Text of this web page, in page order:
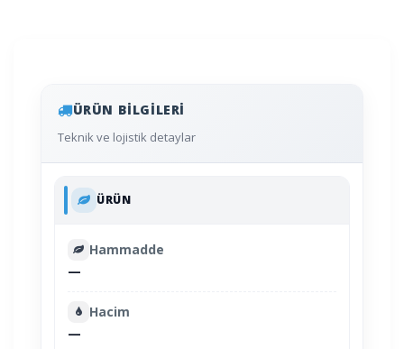
ÜRÜN BILGILERI
Teknik ve lojistik detaylar
ÜRÜN
Hammadde
—
Hacim
—